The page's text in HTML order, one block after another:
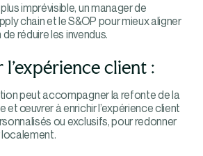
imprévisible, un manager de
chain et le S&OP pour mieux aligner
réduire les invendus.
client :
peut accompagner la refonte de la
et œuvrer à enrichir l’expérience client
ou exclusifs, pour redonner